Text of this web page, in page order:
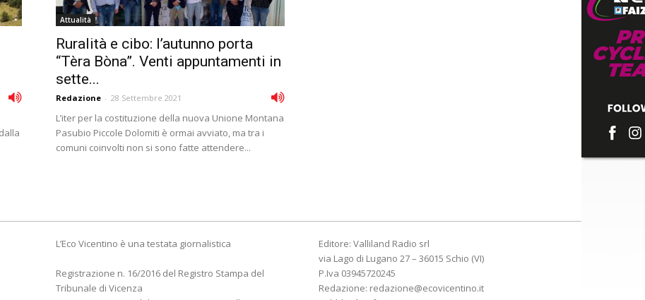
Attualità
Ruralità e cibo: l’autunno porta
“Tèra Bòna”. Venti appuntamenti in
sette...
Redazione - 28 Settembre 2021
L’iter per la costituzione della nuova Unione Montana
Pasubio Piccole Dolomiti è ormai avviato, ma tra i
comuni coinvolti non si sono fatte attendere...
L’Eco Vicentino è una testata giornalistica
Registrazione n. 16/2016 del Registro Stampa del
Tribunale di Vicenza
Editore: Valliland Radio srl
via Lago di Lugano 27 – 36015 Schio (VI)
P.Iva 03945720245
Redazione: redazione@ecovicentino.it